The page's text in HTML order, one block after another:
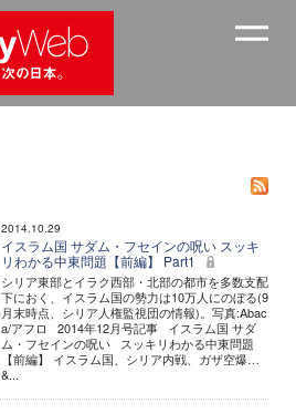
2014.10.29
イスラム国 サダム・フセインの呪い スッキ
リわかる中東問題【前編】 Part1
シリア東部とイラク西部・北部の都市を多数支配
下におく、イスラム国の勢力は10万人にのぼる(9
月末時点、シリア人権監視団の情報)。写真:Abac
a/アフロ 2014年12月号記事 イスラム国 サダ
ム・フセインの呪い スッキリわかる中東問題
【前編】 イスラム国、シリア内戦、ガザ空爆…
&...